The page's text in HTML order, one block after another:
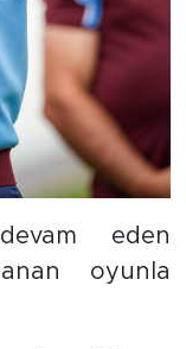
devam eden
oyunla